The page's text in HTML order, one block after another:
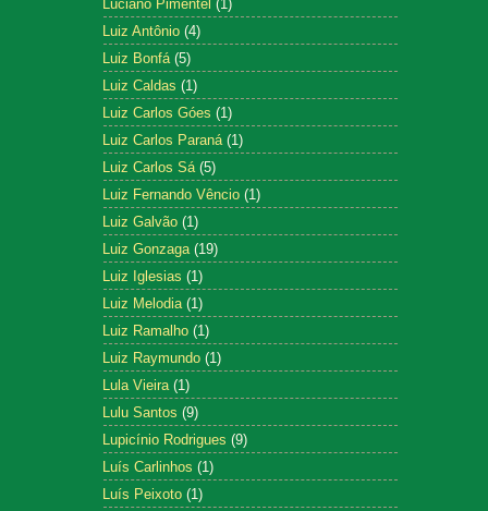
Luciano Pimentel (1)
Luiz Antônio (4)
Luiz Bonfá (5)
Luiz Caldas (1)
Luiz Carlos Góes (1)
Luiz Carlos Paraná (1)
Luiz Carlos Sá (5)
Luiz Fernando Vêncio (1)
Luiz Galvão (1)
Luiz Gonzaga (19)
Luiz Iglesias (1)
Luiz Melodia (1)
Luiz Ramalho (1)
Luiz Raymundo (1)
Lula Vieira (1)
Lulu Santos (9)
Lupicínio Rodrigues (9)
Luís Carlinhos (1)
Luís Peixoto (1)